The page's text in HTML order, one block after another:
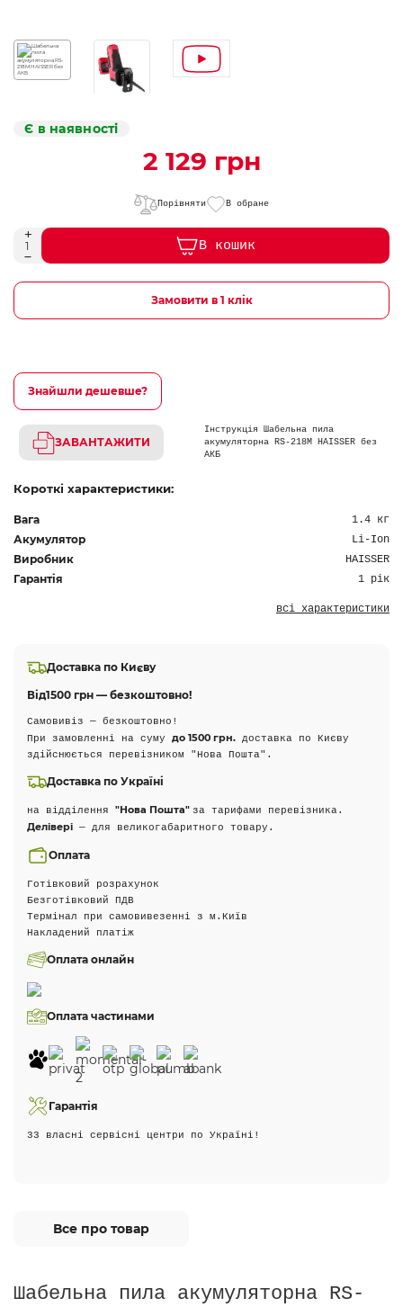
Є в наявності
2 129 грн
Порівняти В обране
В кошик
Замовити в 1 клік
Знайшли дешевше?
ЗАВАНТАЖИТИ
Інструкція Шабельна пила
акумуляторна RS-218M HAISSER без
АКБ
Короткі характеристики:
Вага 1.4 кг
Акумулятор Li-Ion
Виробник HAISSER
Гарантія 1 рік
всі характеристики
Доставка по Києву
Від1500 грн — безкоштовно!
Самовивіз — безкоштовно!
При замовленні на суму до 1500 грн. доставка по Києву
здійснюється перевізником "Нова Пошта".
Доставка по Україні
на відділення "Нова Пошта" за тарифами перевізника.
Делівері — для великогабаритного товару.
Оплата
Готівковий розрахунок
Безготівковий ПДВ
Термінал при самовивезенні з м.Київ
Накладений платіж
Оплата онлайн
Оплата частинами
Гарантія
33 власні сервісні центри по Україні!
Все про товар
Шабельна пила акумуляторна RS-